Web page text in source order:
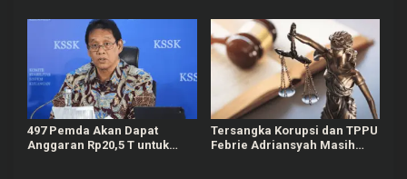
497 Pemda Akan Dapat
Anggaran Rp20,5 T untuk
Tersangka Korupsi dan TPPU
Febrie Adriansyah Masih